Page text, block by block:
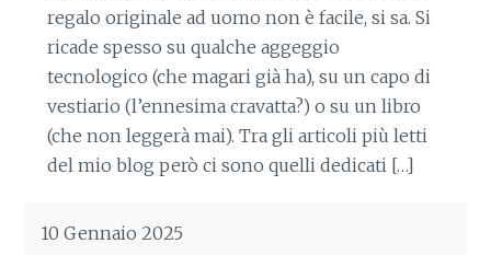
regalo originale ad uomo non è facile, si sa. Si
ricade spesso su qualche aggeggio
tecnologico (che magari già ha), su un capo di
vestiario (l’ennesima cravatta?) o su un libro
(che non leggerà mai). Tra gli articoli più letti
del mio blog però ci sono quelli dedicati […]
10 Gennaio 2025